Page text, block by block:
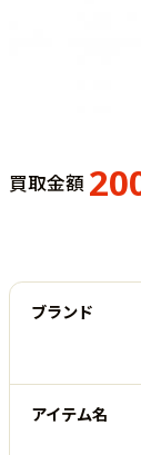
買取金額
ブランド
アイテム名